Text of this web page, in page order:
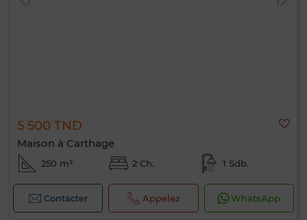
5 500 TND
Maison à Carthage
250 m² 2 Ch. 1 Sdb.
Contacter Appelez WhatsApp